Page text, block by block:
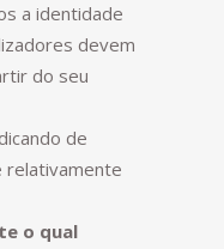
a identidade
devem
do seu
de
relativamente
o qual